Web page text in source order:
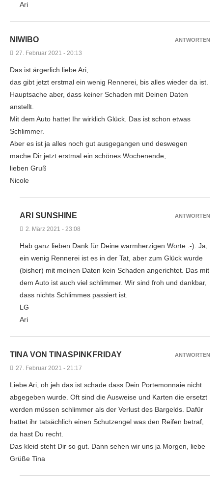
Ari
NIWIBO
27. Februar 2021 - 20:13
Das ist ärgerlich liebe Ari,
das gibt jetzt erstmal ein wenig Rennerei, bis alles wieder da ist.
Hauptsache aber, dass keiner Schaden mit Deinen Daten
anstellt.
Mit dem Auto hattet Ihr wirklich Glück. Das ist schon etwas
Schlimmer.
Aber es ist ja alles noch gut ausgegangen und deswegen
mache Dir jetzt erstmal ein schönes Wochenende,
lieben Gruß
Nicole
ANTWORTEN
ARI SUNSHINE
2. März 2021 - 23:08
Hab ganz lieben Dank für Deine warmherzigen Worte :-). Ja,
ein wenig Rennerei ist es in der Tat, aber zum Glück wurde
(bisher) mit meinen Daten kein Schaden angerichtet. Das mit
dem Auto ist auch viel schlimmer. Wir sind froh und dankbar,
dass nichts Schlimmes passiert ist.
LG
Ari
ANTWORTEN
TINA VON TINASPINKFRIDAY
27. Februar 2021 - 21:17
Liebe Ari, oh jeh das ist schade dass Dein Portemonnaie nicht
abgegeben wurde. Oft sind die Ausweise und Karten die ersetzt
werden müssen schlimmer als der Verlust des Bargelds. Dafür
hattet ihr tatsächlich einen Schutzengel was den Reifen betraf,
da hast Du recht.
Das kleid steht Dir so gut. Dann sehen wir uns ja Morgen, liebe
Grüße Tina
ANTWORTEN